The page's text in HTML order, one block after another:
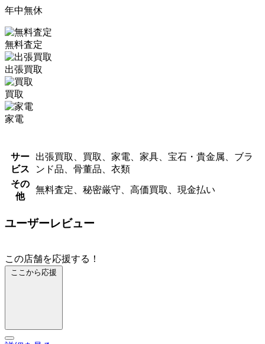
年中無休
無料査定
出張買取
買取
家電
サー
ビス
出張買取、買取、家電、家具、宝石・貴金属、ブラ
ンド品、骨董品、衣類
その
他
無料査定、秘密厳守、高価買取、現金払い
ユーザーレビュー
この店舗を応援する！
ここから応援